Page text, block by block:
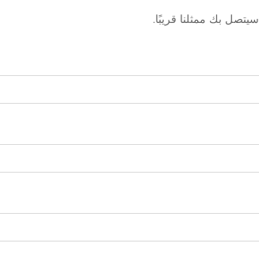
سيتصل بك ممثلنا قريبًا.